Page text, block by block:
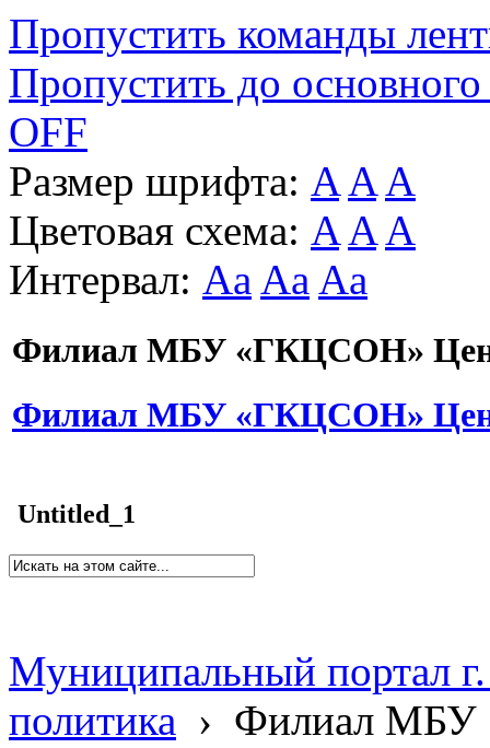
Пропустить команды
Пропустить до основного
OFF
Размер шрифта: A A A
Цветовая схема: A A A
Интервал: Aa Aa Aa
Филиал МБУ «ГКЦСОН»
Филиал МБУ «ГКЦСОН»
Untitled_1
Муниципальный портал
политика › Филиал МБУ